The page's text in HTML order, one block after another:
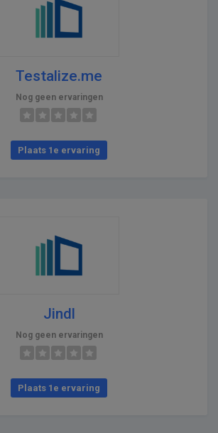
Testalize.me
Nog geen ervaringen
Plaats 1e ervaring
Jindl
Nog geen ervaringen
Plaats 1e ervaring